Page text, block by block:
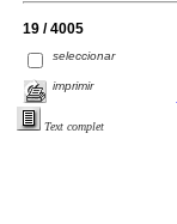
19 / 4005
seleccionar
imprimir
Text complet